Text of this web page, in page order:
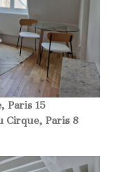
Paris 15
Cirque, Paris 8